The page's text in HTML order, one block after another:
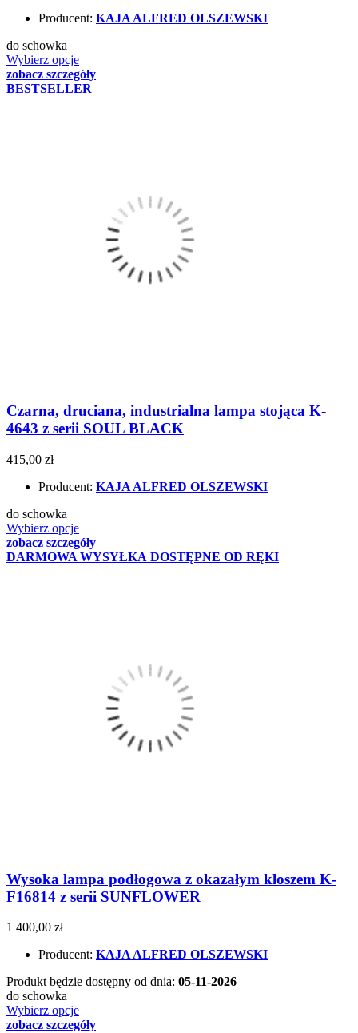
Producent: KAJA ALFRED OLSZEWSKI
do schowka
Wybierz opcje
zobacz szczegóły
BESTSELLER
Czarna, druciana, industrialna lampa stojąca K-
4643 z serii SOUL BLACK
415,00 zł
Producent: KAJA ALFRED OLSZEWSKI
do schowka
Wybierz opcje
zobacz szczegóły
DARMOWA WYSYŁKA DOSTĘPNE OD RĘKI
Wysoka lampa podłogowa z okazałym kloszem K-
F16814 z serii SUNFLOWER
1 400,00 zł
Producent: KAJA ALFRED OLSZEWSKI
Produkt będzie dostępny od dnia: 05-11-2026
do schowka
Wybierz opcje
zobacz szczegóły